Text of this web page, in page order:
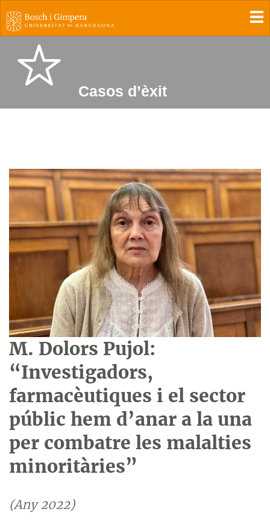
Casos d’èxit
M. Dolors Pujol:
“Investigadors,
farmacèutiques i el sector
públic hem d’anar a la una
per combatre les malalties
minoritàries”
(Any 2022)